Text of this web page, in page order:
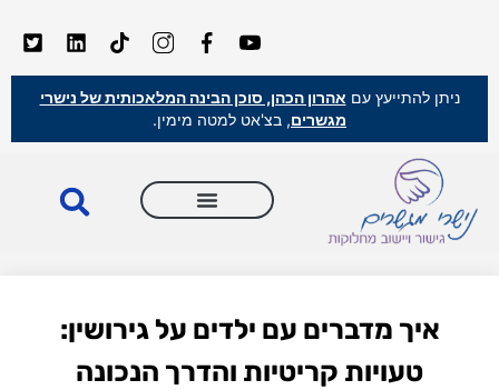
ניתן להתייעץ עם אהרון הכהן, סוכן הבינה המלאכותית של נישרי
מגשרים, בצ'אט למטה מימין.
איך מדברים עם ילדים על גירושין:
טעויות קריטיות והדרך הנכונה